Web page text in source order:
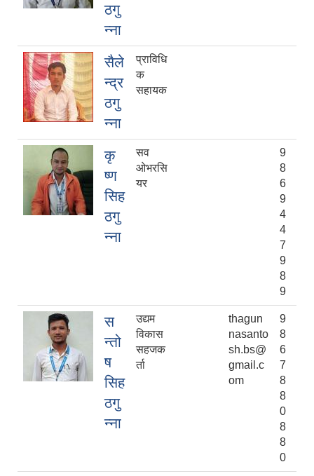
ठगु
न्ना
सैले
न्द्र
ठगु
न्ना
प्राविधि
क
सहायक
कृ
ष्ण
सिह
ठगु
न्ना
सव
ओभरसि
यर
9
8
6
9
4
4
7
9
8
9
स
न्तो
ष
सिह
ठगु
न्ना
उद्यम
विकास
सहजक
र्ता
thagun
nasanto
sh.bs@
gmail.c
om
9
8
6
7
8
8
0
8
8
0